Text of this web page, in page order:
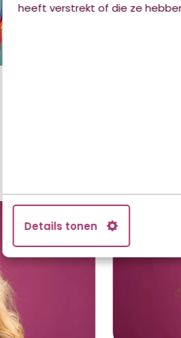
heeft verstrekt of die ze
Details tonen